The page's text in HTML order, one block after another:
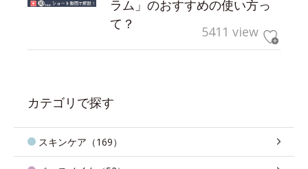
ラム」のおすすめの使い方っ
て？
5411 view
カテゴリで探す
スキンケア（169）